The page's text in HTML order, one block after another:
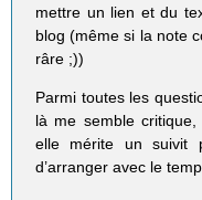
mettre un lien et du
blog (même si la note
râre ;))
Parmi toutes les
là me semble
elle mérite un suivit
d’arranger avec le